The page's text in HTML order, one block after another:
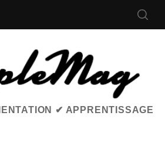
✔ APPRENTISSAGE